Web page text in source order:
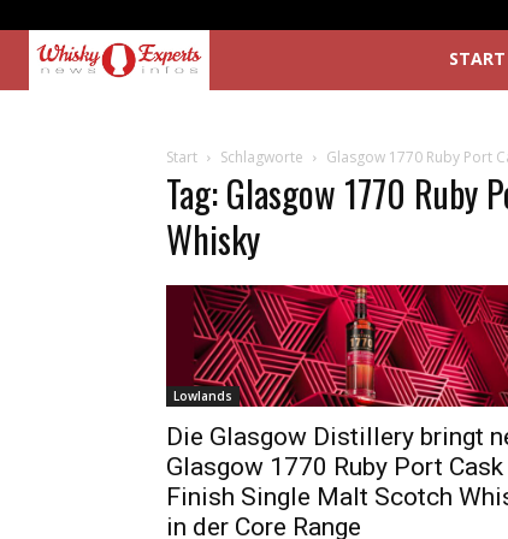
START
Start Schlagworte Glasgow 1770 Ruby Port
Tag: Glasgow 1770
Whisky
Lowlands
Die Glasgow Distillery bringt
Glasgow 1770 Ruby Port Cask
Finish Single Malt Scotch
in der Core Range